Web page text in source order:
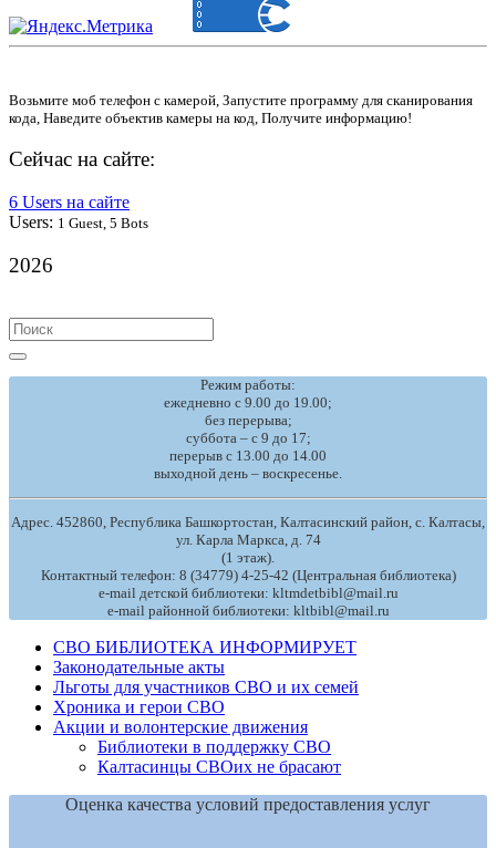
Возьмите моб телефон с камерой, Запустите программу для сканирования
кода, Наведите объектив камеры на код, Получите информацию!
Сейчас на сайте:
6 Users на сайте
Users: 1 Guest, 5 Bots
2026
Search
for:
Режим работы:
ежедневно с 9.00 до 19.00;
без перерыва;
суббота – с 9 до 17;
перерыв с 13.00 до 14.00
выходной день – воскресенье.
Адрес. 452860, Республика Башкортостан, Калтасинский район, с. Калтасы,
ул. Карла Маркса, д. 74
(1 этаж).
Контактный телефон: 8 (34779) 4-25-42 (Центральная библиотека)
e-mail детской библиотеки: kltmdetbibl@mail.ru
e-mail районной библиотеки: kltbibl@mail.ru
СВО БИБЛИОТЕКА ИНФОРМИРУЕТ
Законодательные акты
Льготы для участников СВО и их семей
Хроника и герои СВО
Акции и волонтерские движения
Библиотеки в поддержку СВО
Калтасинцы СВОих не брасают
Оценка качества условий предоставления услуг